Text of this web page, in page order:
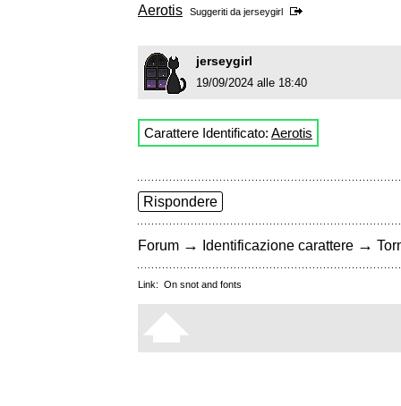
Aerotis Suggeriti da jerseygirl
jerseygirl
19/09/2024 alle 18:40
Carattere Identificato: Aerotis
Rispondere
Forum → Identificazione carattere →
Link: On snot and fonts